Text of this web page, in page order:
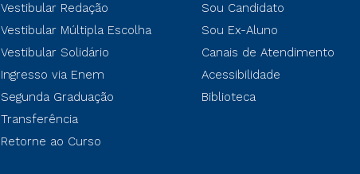
Vestibular Redação
Vestibular Múltipla Escolha
Vestibular Solidário
Ingresso via Enem
Segunda Graduação
Transferência
Retorne ao Curso
Sou Candidato
Sou Ex-Aluno
Canais de Atendimento
Acessibilidade
Biblioteca